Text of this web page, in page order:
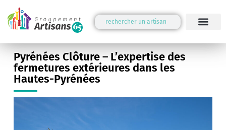
Pyrénées Clôture – L’expertise des
fermetures extérieures dans les
Hautes-Pyrénées